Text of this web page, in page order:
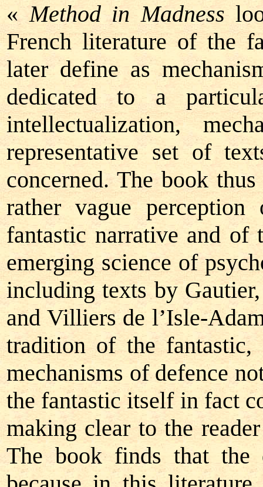
«Method in Madness
French literature of the
later define as
dedicated to a
intellectualization,
representative set of
concerned. The book
rather vague
fantastic narrative and of
emerging science of
including texts by
and Villiers de l’Isle-
tradition of the fantastic,
mechanisms of defence
the fantastic itself in fact
making clear to the
The book finds that the